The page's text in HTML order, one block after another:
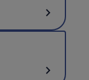
chevron_right
chevron_right